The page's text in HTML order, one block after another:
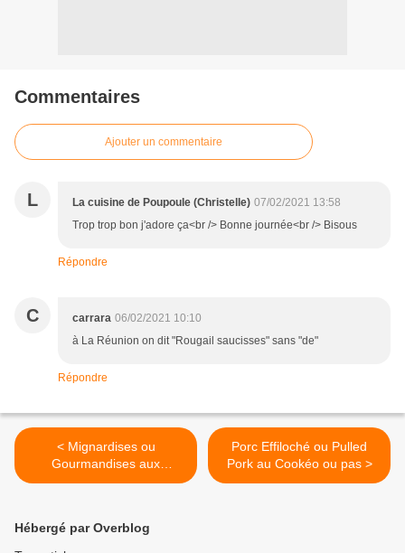
Commentaires
Ajouter un commentaire
L La cuisine de Poupoule (Christelle) 07/02/2021 13:58
Trop trop bon j'adore ça<br /> Bonne journée<br /> Bisous
Répondre
C carrara 06/02/2021 10:10
à La Réunion on dit "Rougail saucisses" sans "de"
Répondre
< Mignardises ou
Gourmandises aux
Clémentines
Porc Effiloché ou Pulled
Pork au Cookéo ou pas >
Hébergé par Overblog